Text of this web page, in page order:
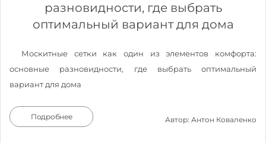
разновидности, где выбрать
оптимальный вариант для дома
Москитные сетки как один из элементов комфорта:
основные разновидности, где выбрать оптимальный
вариант для дома
Подробнее Автор: Антон Коваленко